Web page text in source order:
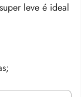
leve é ideal